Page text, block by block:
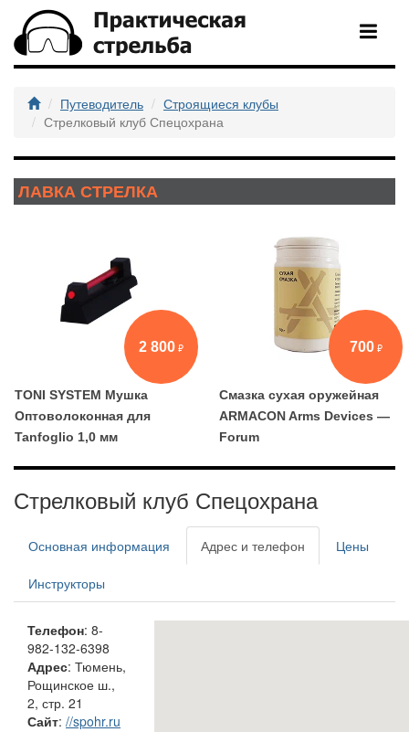
Путеводитель
Строящиеся клубы
Стрелковый клуб Спецохрана
ЛАВКА СТРЕЛКА
2 800
TONI SYSTEM Мушка
Оптоволоконная для
Tanfoglio 1,0 мм
700
Смазка сухая оружейная
ARMACON Arms Devices —
Forum
Стрелковый клуб Спецохрана
Основная информация Адрес и телефон Цены
Инструкторы
Телефон: 8-
982-132-6398
Адрес: Тюмень,
Рощинское ш.,
2, стр. 21
Сайт: //spohr.ru